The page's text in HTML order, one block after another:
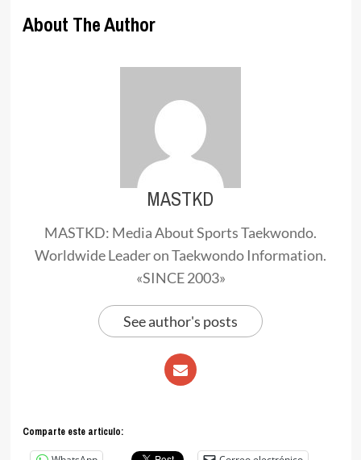
About The Author
MASTKD
MASTKD: Media About Sports Taekwondo.
Worldwide Leader on Taekwondo Information.
«SINCE 2003»
See author's posts
Comparte este articulo: